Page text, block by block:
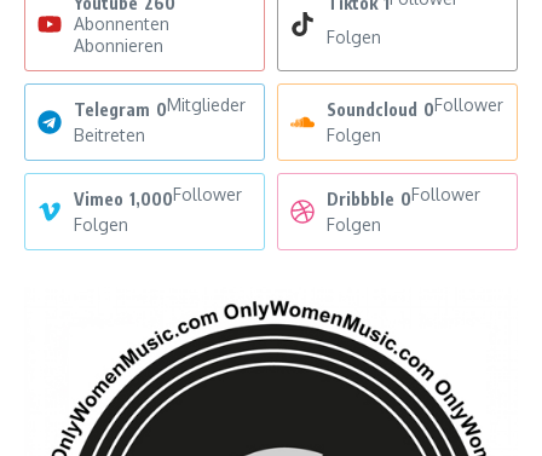
Abonnenten
Abonnieren
Folgen
Telegram 0Mitglieder
Beitreten
Soundcloud 0Follower
Folgen
Vimeo 1,000Follower
Folgen
Dribbble 0Follower
Folgen